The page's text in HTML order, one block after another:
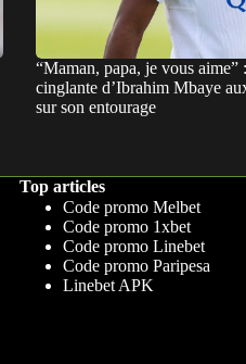
“Maman, papa, je vous aime”
cinglante d’Ibrahim Mbaye
sur son entourage
Top articles
Code promo Melbet
Code promo 1xbet
Code promo Linebet
Code promo Paripesa
Linebet APK